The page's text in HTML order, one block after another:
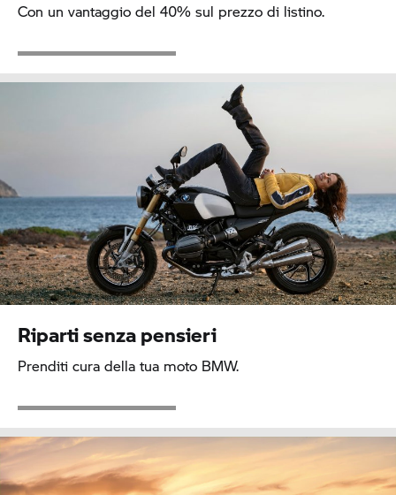
Con un vantaggio del 40% sul prezzo di listino.
Riparti senza pensieri
Prenditi cura della tua moto BMW.